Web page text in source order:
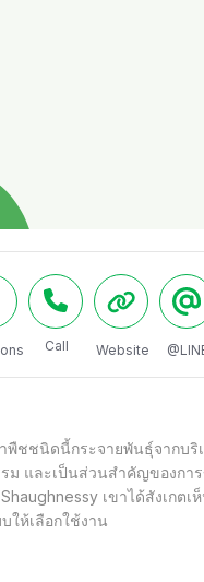
Call Website
ชนิดนี้กระจายพันธุ์จากบริ
และเป็นส่วนสำคัญของก
เขาได้สังเก
ให้เลือกใช้งาน